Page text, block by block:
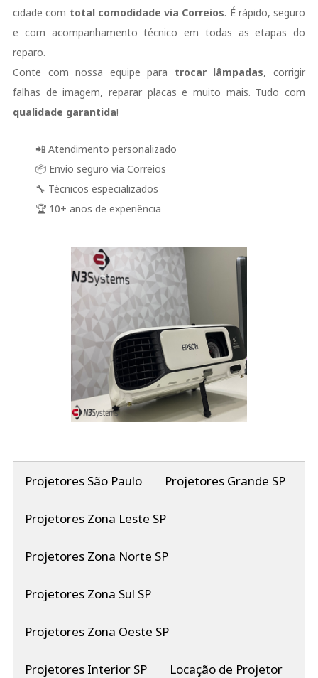
cidade com total comodidade via Correios. É rápido, seguro
e com acompanhamento técnico em todas as etapas do
reparo.
Conte com nossa equipe para trocar lâmpadas, corrigir
falhas de imagem, reparar placas e muito mais. Tudo com
qualidade garantida!
📲 Atendimento personalizado
📦 Envio seguro via Correios
🔧 Técnicos especializados
🏆 10+ anos de experiência
Projetores São Paulo Projetores Grande SP
Projetores Zona Leste SP
Projetores Zona Norte SP
Projetores Zona Sul SP
Projetores Zona Oeste SP
Projetores Interior SP Locação de Projetor